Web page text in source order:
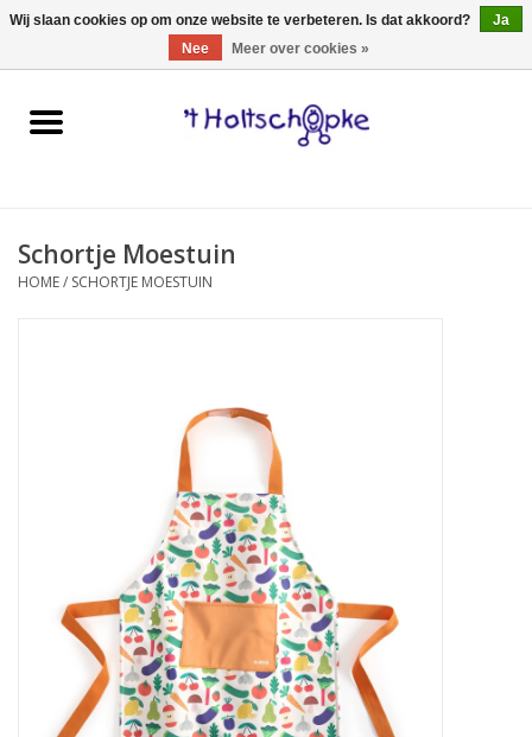
0 Artikelen - €0,00
Home
spellen
eten & drinken
boeken
Schortje Moestuin
HOME/ SCHORTJE MOESTUIN
Wij slaan cookies op om onze website te verbeteren. Is dat akkoord?
Ja
Nee
Meer over cookies »